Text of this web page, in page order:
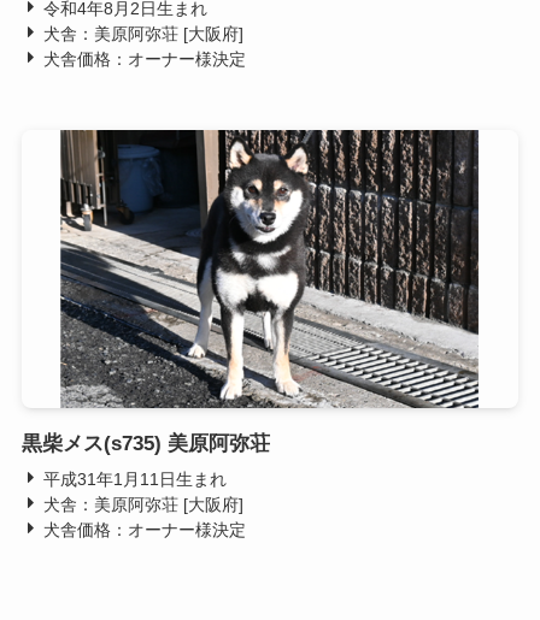
令和4年8月2日生まれ
犬舎：美原阿弥荘 [大阪府]
犬舎価格：オーナー様決定
黒柴メス(s735) 美原阿弥荘
平成31年1月11日生まれ
犬舎：美原阿弥荘 [大阪府]
犬舎価格：オーナー様決定